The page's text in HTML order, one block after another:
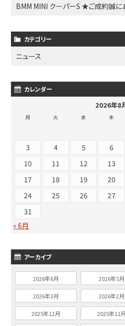
BMM MINI クーパーS ★ご成約誠に
カテゴリー
ニュース
カレンダー
2026年8
月 火 水 木
3
4 5 6
10
11 12 13
17
18 19 20
24
25 26 27
31
« 6月
アーカイブ
2026年6月 2026年5月
2026年3月 2026年2月
2025年12月 2025年11月